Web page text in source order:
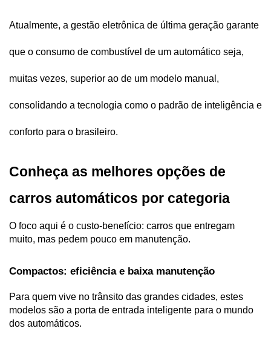
Atualmente, a gestão eletrônica de última geração garante
que o consumo de combustível de um automático seja,
muitas vezes, superior ao de um modelo manual,
consolidando a tecnologia como o padrão de inteligência e
conforto para o brasileiro.
Conheça as melhores opções de
carros automáticos por categoria
O foco aqui é o custo-benefício: carros que entregam
muito, mas pedem pouco em manutenção.
Compactos: eficiência e baixa manutenção
Para quem vive no trânsito das grandes cidades, estes
modelos são a porta de entrada inteligente para o mundo
dos automáticos.